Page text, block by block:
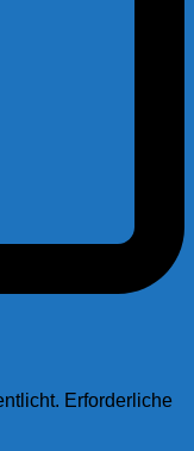
Erforderliche